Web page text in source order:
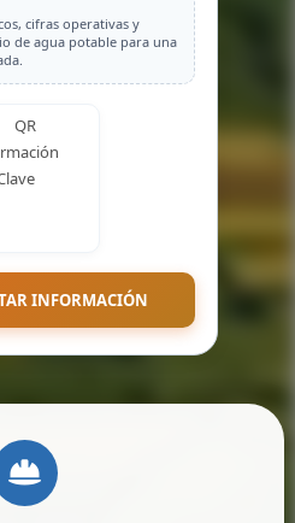
cifras operativas y
de agua potable para una
INFORMACIÓN